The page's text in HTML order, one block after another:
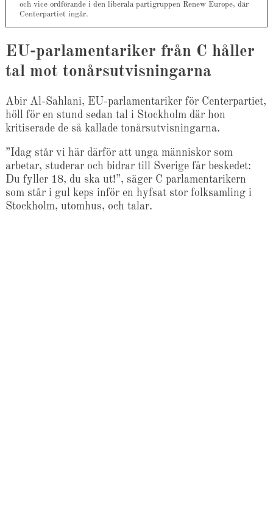
och vice ordförande i den liberala partigruppen Renew Europe, där
Centerpartiet ingår.
EU-parlamentariker från C håller
tal mot tonårsutvisningarna
Abir Al-Sahlani, EU-parlamentariker för Centerpartiet,
höll för en stund sedan tal i Stockholm där hon
kritiserade de så kallade tonårsutvisningarna.
”Idag står vi här därför att unga människor som
arbetar, studerar och bidrar till Sverige får beskedet:
Du fyller 18, du ska ut!”, säger C parlamentarikern
som står i gul keps inför en hyfsat stor folksamling i
Stockholm, utomhus, och talar.